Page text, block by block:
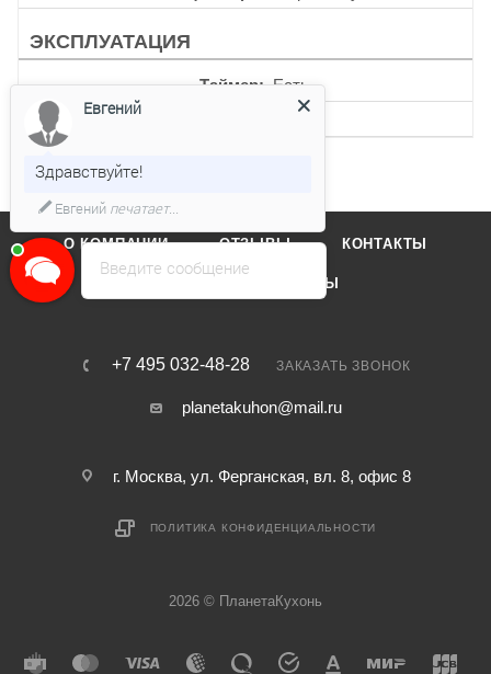
ЭКСПЛУАТАЦИЯ
Таймер
Есть
О КОМПАНИИ ОТЗЫВЫ КОНТАКТЫ
БРЕНДЫ
+7 495 032-48-28 ЗАКАЗАТЬ ЗВОНОК
planetakuhon@mail.ru
г. Москва, ул. Ферганская, вл. 8, офис 8
ПОЛИТИКА КОНФИДЕНЦИАЛЬНОСТИ
2026 © ПланетаКухонь
Введите сообщение
Евгений
Здравствуйте!
Евгенийпечатает...